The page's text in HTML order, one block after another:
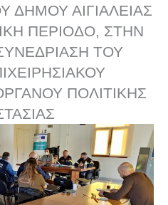
ΔΗΜΟΥ ΑΙΓΙΑΛΕΙΑΣ
ΠΕΡΙΟΔΟ, ΣΤΗΝ
ΤΟΥ
ΠΟΛΙΤΙΚΗΣ